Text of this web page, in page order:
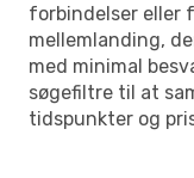
forbindelser eller
mellemlanding,
med minimal
søgefiltre til at
tidspunkter og